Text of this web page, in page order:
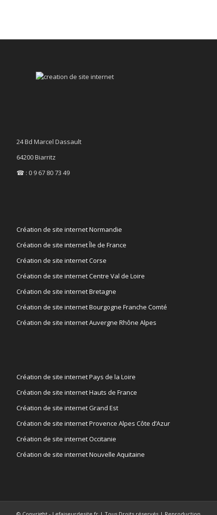
24 Bd Marcel Dassault
64200 Biarritz
☎ : 0 9 67 80 73 49
Création de site internet Normandie
Création de site internet Île de France
Création de site internet Corse
Création de site internet Centre Val de Loire
Création de site internet Bretagne
Création de site internet Bourgogne Franche Comté
Création de site internet Auvergne Rhône Alpes
Création de site internet Pays de la Loire
Création de site internet Hauts de France
Création de site internet Grand Est
Création de site internet Provence Alpes Côte d’Azur
Création de site internet Occitanie
Création de site internet Nouvelle Aquitaine